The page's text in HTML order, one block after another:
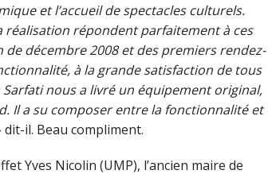
et l’accueil de spectacles culturels.
réalisation répondent parfaitement à ces
décembre 2008 et des premiers rendez-
à la grande satisfaction de tous
nous a livré un équipement original,
Il a su composer entre la fonctionnalité et
dit-il. Beau compliment.
Yves Nicolin (UMP), l’ancien maire de